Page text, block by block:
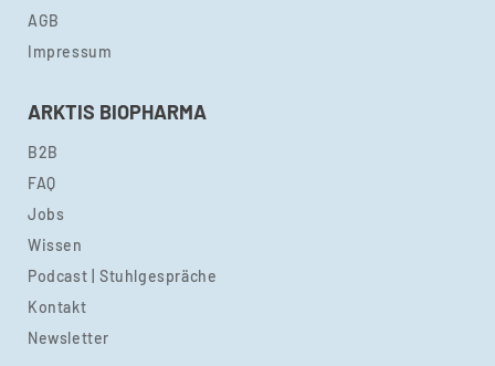
AGB
Impressum
ARKTIS BIOPHARMA
B2B
FAQ
Jobs
Wissen
Podcast | Stuhlgespräche
Kontakt
Newsletter